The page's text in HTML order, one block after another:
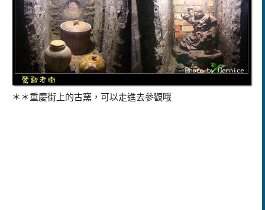
＊＊重慶街上的古窯，可以走進去參觀哦